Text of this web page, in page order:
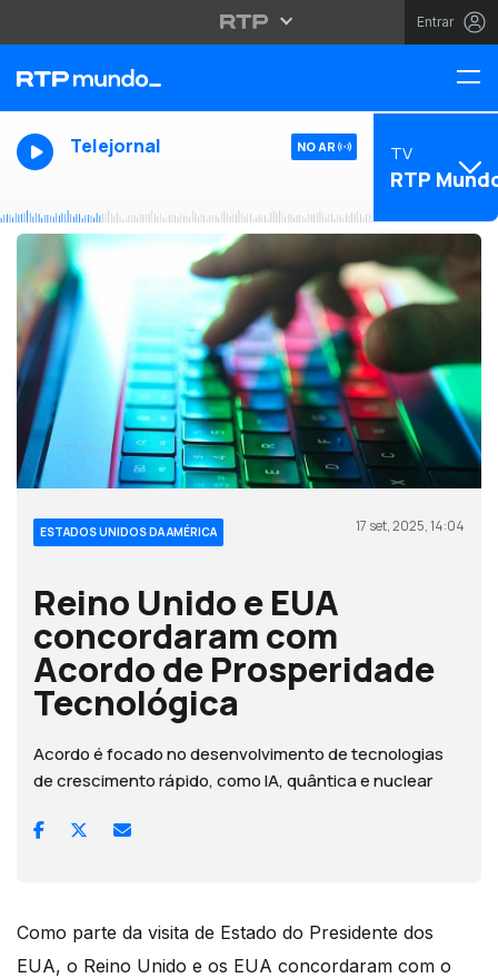
Entrar
Telejornal NO AR TV
RTP
ESTADOS UNIDOS DA AMÉRICA 17 set, 2025, 14:04
Reino Unido e EUA
concordaram com
Acordo de Prosperidade
Tecnológica
Acordo é focado no desenvolvimento de tecnologias
de crescimento rápido, como IA, quântica e nuclear
Como parte da visita de Estado do Presidente dos
EUA, o Reino Unido e os EUA concordaram com o